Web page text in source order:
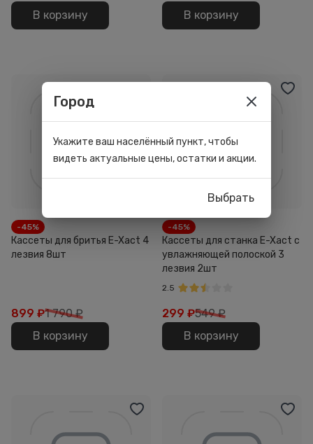
В корзину
В корзину
-45%
Кассеты для бритья E-Xact 4
лезвия 8шт
899 ₽1 790 ₽
В корзину
-45%
Кассеты для станка E-Xact с
увлажняющей полоской 3
лезвия 2шт
2.5
299 ₽549 ₽
В корзину
Город
Укажите ваш населённый пункт, чтобы
видеть актуальные цены, остатки и акции.
Выбрать